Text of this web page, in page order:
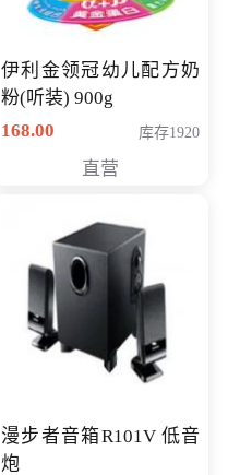
伊利金领冠幼儿配方奶
粉(听装) 900g
168.00
库存1920
直营
漫步者音箱R101V 低音
炮